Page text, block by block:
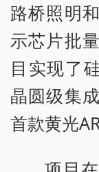
路桥照明
示芯片批
目实现了
晶圆级集
首款黄光